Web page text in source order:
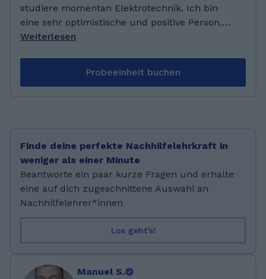
studiere momentan Elektrotechnik. Ich bin
eine sehr optimistische und positive Person.
Und natürlich liebe ich es auch, zu
ist eine wunderbare Angelegenheit. Ich bin
spreche ich 5 Sprachen und lerne immer
welche dazu, ich nehme Tanzkurse oder
betreibe Kampfsport (BJJ). Bevorzuge Schüler
ab 14 Jahren! Ich ging 3 Jahre in die
Volksschule Deutschfeistritz und danach
weitere 8 Jahre an einem Sprachgymnasium
(BG Rein) und studiere nun schon das sechste
Weiterlesen
Probeeinheit buchen
Finde deine perfekte Nachhilfelehrkraft in
weniger als einer Minute
Beantworte ein paar kurze Fragen und erhalte
eine auf dich zugeschnittene Auswahl an
Nachhilfelehrer*innen
Los geht’s!
Manuel S.